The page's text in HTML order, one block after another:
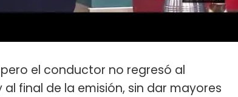
el conductor no regresó al
final de la emisión, sin dar mayores